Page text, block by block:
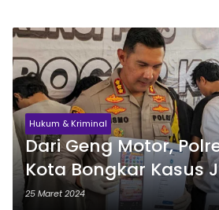
Hukum & Kriminal
Dari Geng Motor,
Kota Bongkar Kasus
25 Maret 2024